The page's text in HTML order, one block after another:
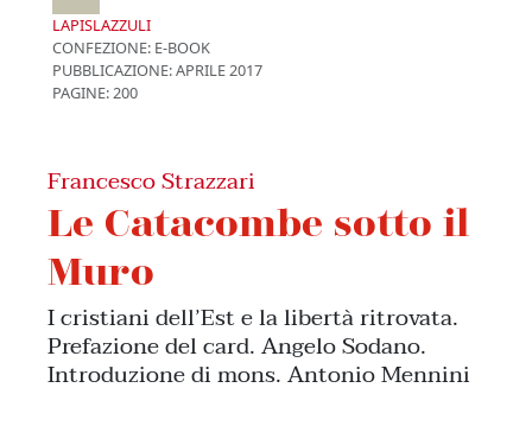
LAPISLAZZULI
CONFEZIONE: E-BOOK
PUBBLICAZIONE:APRILE 2017
PAGINE: 200
Francesco Strazzari
Le Catacombe sotto il
Muro
I cristiani dell’Est e la libertà ritrovata.
Prefazione del card. Angelo Sodano.
Introduzione di mons. Antonio Mennini